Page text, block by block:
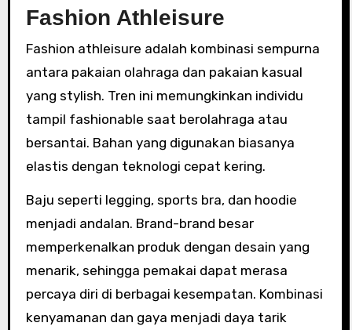
Fashion Athleisure
Fashion athleisure adalah kombinasi sempurna
antara pakaian olahraga dan pakaian kasual
yang stylish. Tren ini memungkinkan individu
tampil fashionable saat berolahraga atau
bersantai. Bahan yang digunakan biasanya
elastis dengan teknologi cepat kering.
Baju seperti legging, sports bra, dan hoodie
menjadi andalan. Brand-brand besar
memperkenalkan produk dengan desain yang
menarik, sehingga pemakai dapat merasa
percaya diri di berbagai kesempatan. Kombinasi
kenyamanan dan gaya menjadi daya tarik